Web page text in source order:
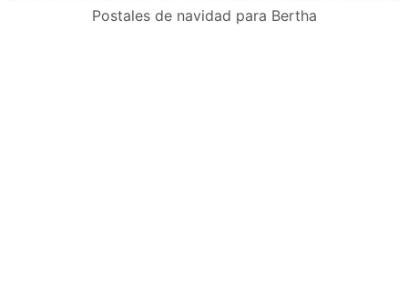
Postales de navidad para Bertha